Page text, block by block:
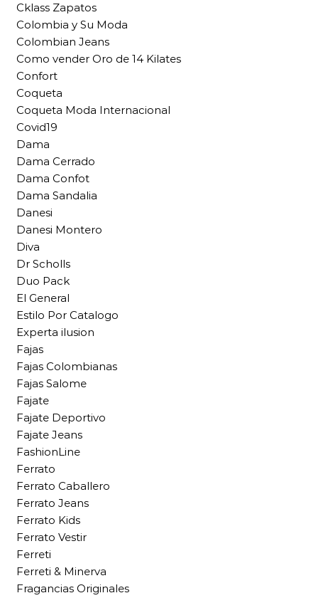
Cklass Zapatos
Colombia y Su Moda
Colombian Jeans
Como vender Oro de 14 Kilates
Confort
Coqueta
Coqueta Moda Internacional
Covid19
Dama
Dama Cerrado
Dama Confot
Dama Sandalia
Danesi
Danesi Montero
Diva
Dr Scholls
Duo Pack
El General
Estilo Por Catalogo
Experta ilusion
Fajas
Fajas Colombianas
Fajas Salome
Fajate
Fajate Deportivo
Fajate Jeans
FashionLine
Ferrato
Ferrato Caballero
Ferrato Jeans
Ferrato Kids
Ferrato Vestir
Ferreti
Ferreti & Minerva
Fragancias Originales